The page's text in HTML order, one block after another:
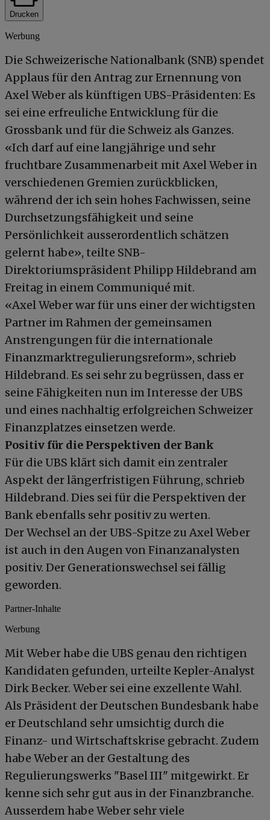
Drucken
Werbung
Die Schweizerische Nationalbank (SNB) spendet
Applaus für den Antrag zur Ernennung von
Axel Weber als künftigen UBS-Präsidenten: Es
sei eine erfreuliche Entwicklung für die
Grossbank und für die Schweiz als Ganzes.
«Ich darf auf eine langjährige und sehr
fruchtbare Zusammenarbeit mit Axel Weber in
verschiedenen Gremien zurückblicken,
während der ich sein hohes Fachwissen, seine
Durchsetzungsfähigkeit und seine
Persönlichkeit ausserordentlich schätzen
gelernt habe», teilte SNB-
Direktoriumspräsident Philipp Hildebrand am
Freitag in einem Communiqué mit.
«Axel Weber war für uns einer der wichtigsten
Partner im Rahmen der gemeinsamen
Anstrengungen für die internationale
Finanzmarktregulierungsreform», schrieb
Hildebrand. Es sei sehr zu begrüssen, dass er
seine Fähigkeiten nun im Interesse der UBS
und eines nachhaltig erfolgreichen Schweizer
Finanzplatzes einsetzen werde.
Positiv für die Perspektiven der Bank
Für die UBS klärt sich damit ein zentraler
Aspekt der längerfristigen Führung, schrieb
Hildebrand. Dies sei für die Perspektiven der
Bank ebenfalls sehr positiv zu werten.
Der Wechsel an der UBS-Spitze zu Axel Weber
ist auch in den Augen von Finanzanalysten
positiv. Der Generationswechsel sei fällig
geworden.
Partner-Inhalte
Werbung
Mit Weber habe die UBS genau den richtigen
Kandidaten gefunden, urteilte Kepler-Analyst
Dirk Becker. Weber sei eine exzellente Wahl.
Als Präsident der Deutschen Bundesbank habe
er Deutschland sehr umsichtig durch die
Finanz- und Wirtschaftskrise gebracht. Zudem
habe Weber an der Gestaltung des
Regulierungswerks "Basel III" mitgewirkt. Er
kenne sich sehr gut aus in der Finanzbranche.
Ausserdem habe Weber sehr viele